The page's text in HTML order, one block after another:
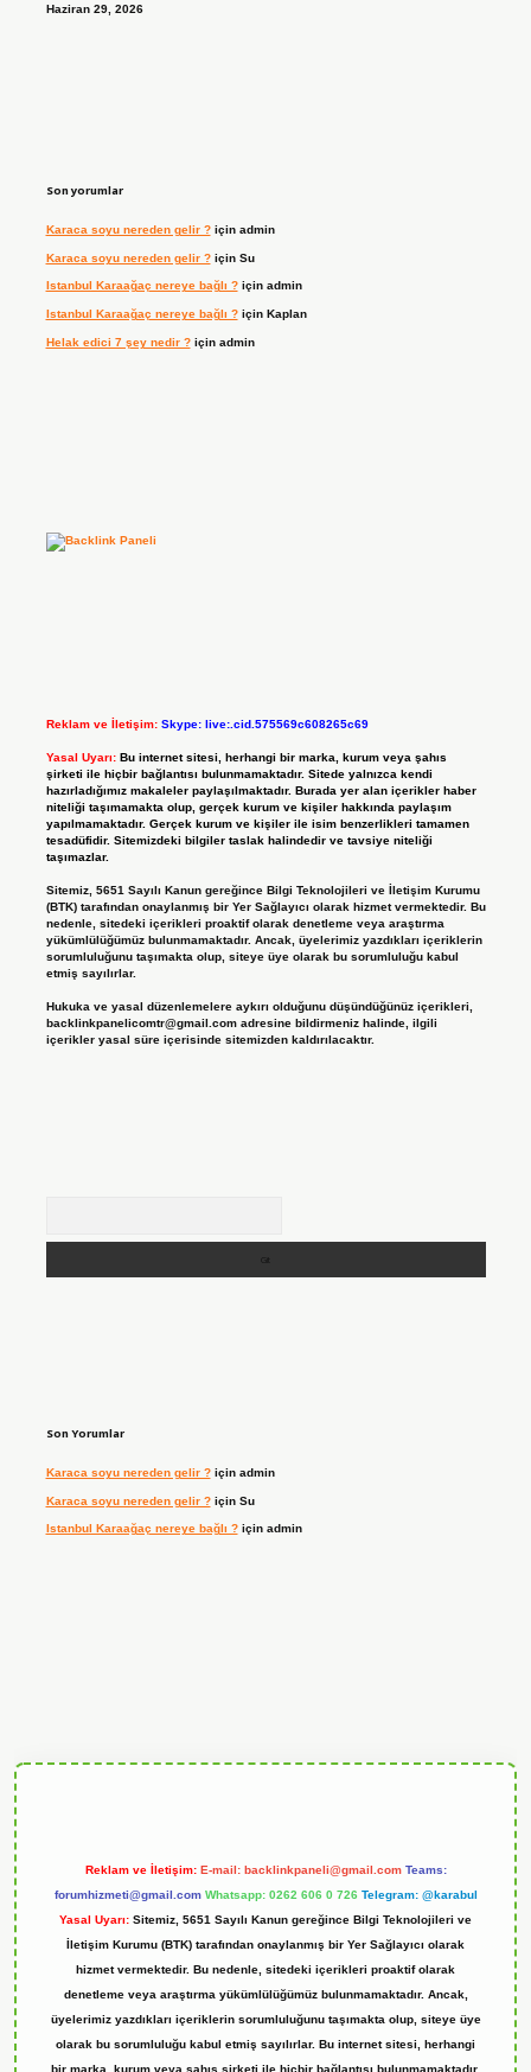
Haziran 29, 2026
Son yorumlar
Karaca soyu nereden gelir ?için admin
Karaca soyu nereden gelir ?için Su
Istanbul Karaağaç nereye bağlı ?için admin
Istanbul Karaağaç nereye bağlı ?için Kaplan
Helak edici 7 şey nedir ?için admin
Reklam ve İletişim: Skype: live:.cid.575569c608265c69
Yasal Uyarı: Bu internet sitesi, herhangi bir marka, kurum veya şahıs
şirketi ile hiçbir bağlantısı bulunmamaktadır. Sitede yalnızca kendi
hazırladığımız makaleler paylaşılmaktadır. Burada yer alan içerikler haber
niteliği taşımamakta olup, gerçek kurum ve kişiler hakkında paylaşım
yapılmamaktadır. Gerçek kurum ve kişiler ile isim benzerlikleri tamamen
tesadüfidir. Sitemizdeki bilgiler taslak halindedir ve tavsiye niteliği
taşımazlar.
Sitemiz, 5651 Sayılı Kanun gereğince Bilgi Teknolojileri ve İletişim Kurumu
(BTK) tarafından onaylanmış bir Yer Sağlayıcı olarak hizmet vermektedir. Bu
nedenle, sitedeki içerikleri proaktif olarak denetleme veya araştırma
yükümlülüğümüz bulunmamaktadır. Ancak, üyelerimiz yazdıkları içeriklerin
sorumluluğunu taşımakta olup, siteye üye olarak bu sorumluluğu kabul
etmiş sayılırlar.
Hukuka ve yasal düzenlemelere aykırı olduğunu düşündüğünüz içerikleri,
backlinkpanelicomtr@gmail.comadresine bildirmeniz halinde, ilgili
içerikler yasal süre içerisinde sitemizden kaldırılacaktır.
Son Yorumlar
Karaca soyu nereden gelir ?için admin
Karaca soyu nereden gelir ?için Su
Istanbul Karaağaç nereye bağlı ?için admin
Reklam ve İletişim: E-mail: backlinkpaneli@gmail.com Teams:
forumhizmeti@gmail.com Whatsapp: 0262 606 0 726 Telegram: @karabul
Yasal Uyarı: Sitemiz, 5651 Sayılı Kanun gereğince Bilgi Teknolojileri ve
İletişim Kurumu (BTK) tarafından onaylanmış bir Yer Sağlayıcı olarak
hizmet vermektedir. Bu nedenle, sitedeki içerikleri proaktif olarak
denetleme veya araştırma yükümlülüğümüz bulunmamaktadır. Ancak,
üyelerimiz yazdıkları içeriklerin sorumluluğunu taşımakta olup, siteye üye
olarak bu sorumluluğu kabul etmiş sayılırlar. Bu internet sitesi, herhangi
bir marka, kurum veya şahıs şirketi ile hiçbir bağlantısı bulunmamaktadır.